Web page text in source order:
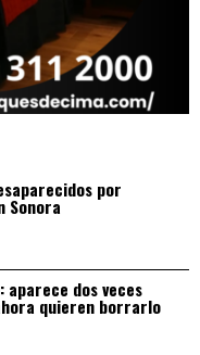
por
Sonora
aparece dos veces
quieren borrarlo